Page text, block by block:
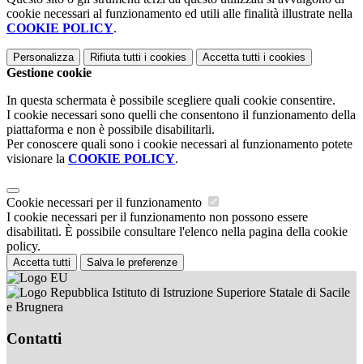
cookie necessari al funzionamento ed utili alle finalità illustrate nella
COOKIE POLICY.
Personalizza Rifiuta tutti i cookies Accetta tutti i cookies
Gestione cookie
In questa schermata è possibile scegliere quali cookie consentire.
I cookie necessari sono quelli che consentono il funzionamento della
piattaforma e non è possibile disabilitarli.
Per conoscere quali sono i cookie necessari al funzionamento potete
visionare la COOKIE POLICY.
Cookie necessari per il funzionamento
I cookie necessari per il funzionamento non possono essere
disabilitati. È possibile consultare l'elenco nella pagina della cookie
policy.
Accetta tutti Salva le preferenze
Istituto di Istruzione Superiore Statale di Sacile
e Brugnera
Contatti